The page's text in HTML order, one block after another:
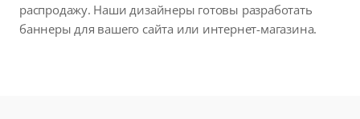
распродажу. Наши дизайнеры готовы разработать
баннеры для вашего сайта или интернет-магазина.